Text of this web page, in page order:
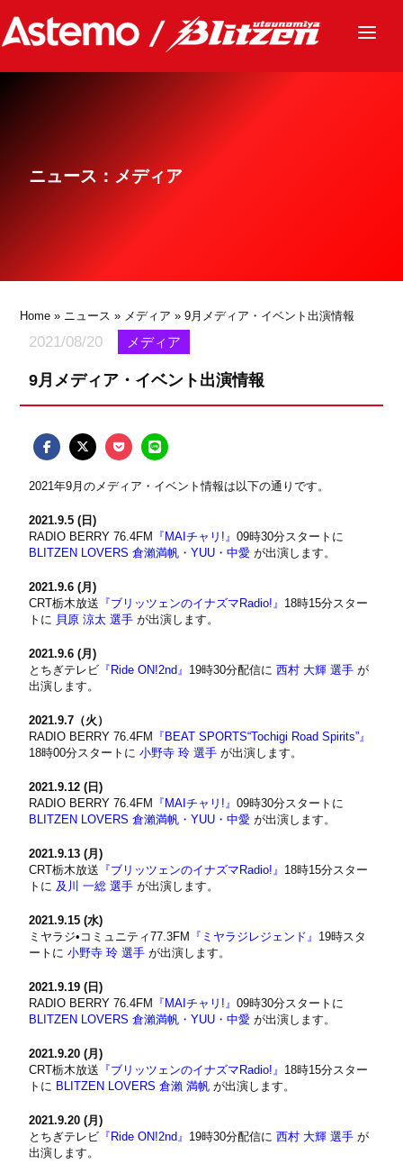
ニュース
グッズ
ニュース：メディア
Home » ニュース » メディア » 9月メディア・イベント出演情報
2021/08/20 メディア
9月メディア・イベント出演情報
2021年9月のメディア・イベント情報は以下の通りです。
2021.9.5 (日)
RADIO BERRY 76.4FM
『MAIチャリ!』09時30分スタートに
BLITZEN LOVERS 倉瀨満帆・YUU・中愛 が出演します。
2021.9.6 (月)
CRT栃木放送 『ブリッツェンのイナズマRadio!』 18時15分スター
トに 貝原 涼太 選手 が出演します。
2021.9.6 (月)
とちぎテレビ 『Ride ON!2nd』 19時30分配信に 西村 大輝 選手 が
出演します。
2021.9.7（火）
RADIO BERRY 76.4FM
『BEAT SPORTS“Tochigi Road Spirits”』
18時00分スタートに 小野寺 玲 選手 が出演します。
2021.9.12 (日)
RADIO BERRY 76.4FM
『MAIチャリ!』09時30分スタートに
BLITZEN LOVERS 倉瀨満帆・YUU・中愛 が出演します。
2021.9.13 (月)
CRT栃木放送 『ブリッツェンのイナズマRadio!』 18時15分スター
トに 及川 一総 選手 が出演します。
2021.9.15 (水)
ミヤラジ•コミュニティ77.3FM
『ミヤラジレジェンド』 19時スタ
ートに小野寺 玲 選手 が出演します。
2021.9.19 (日)
RADIO BERRY 76.4FM
『MAIチャリ!』09時30分スタートに
BLITZEN LOVERS 倉瀨満帆・YUU・中愛 が出演します。
2021.9.20 (月)
CRT栃木放送 『ブリッツェンのイナズマRadio!』 18時15分スター
トに BLITZEN LOVERS 倉瀨 満帆 が出演します。
2021.9.20 (月)
とちぎテレビ 『Ride ON!2nd』 19時30分配信に 西村 大輝 選手 が
出演します。